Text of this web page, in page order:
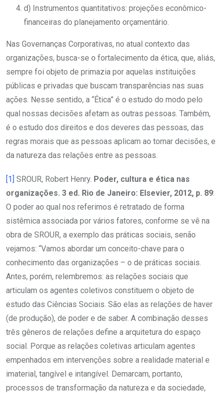
d) Instrumentos quantitativos: projeções econômico-
financeiras do planejamento orçamentário.
Nas Governanças Corporativas, no atual contexto das
organizações, busca-se o fortalecimento da ética, que, aliás,
sempre foi objeto de primazia por aquelas instituições
públicas e privadas que buscam transparências nas suas
ações. Nesse sentido, a “Ética” é o estudo do modo pelo
qual nossas decisões afetam as outras pessoas. Também,
é o estudo dos direitos e dos deveres das pessoas, das
regras morais que as pessoas aplicam ao tomar decisões, e
da natureza das relações entre as pessoas.
[1] SROUR, Robert Henry. Poder, cultura e ética nas
organizações. 3 ed. Rio de Janeiro: Elsevier, 2012, p. 89:
O poder ao qual nos referimos é retratado de forma
sistêmica associada por vários fatores, conforme se vê na
obra de SROUR, a exemplo das práticas sociais, senão
vejamos: “Vamos abordar um conceito-chave para o
conhecimento das organizações – o de práticas sociais.
Antes, porém, relembremos: as relações sociais que
articulam os agentes coletivos constituem o objeto de
estudo das Ciências Sociais. São elas as relações de haver
(de produção), de poder e de saber. A combinação desses
três gêneros de relações define a arquitetura do espaço
social. Porque as relações coletivas articulam agentes
empenhados em intervenções sobre a realidade material e
imaterial, tangível e intangível. Demarcam, portanto,
processos de transformação da natureza e da sociedade,